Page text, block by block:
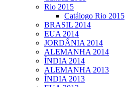
Rio 2015
Catálogo Rio 2015
BRASIL 2014
EUA 2014
JORDÂNIA 2014
ALEMANHA 2014
ÍNDIA 2014
ALEMANHA 2013
ÍNDIA 2013